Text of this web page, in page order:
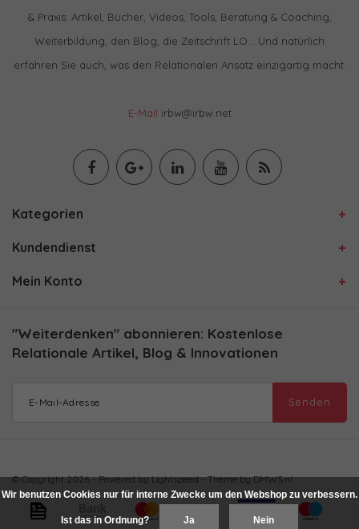
& Praxis: Artikel, Bücher, Videos, Tools, Beratung & Coaching,
Weiterbildung, den Blog, die Zeitschrift LO… Und natürlich
erfahren Sie auch, was den Relationalen Ansatz einzigartig macht.
E-Mail irbw@irbw.net
Kategorien
Kundendienst
Mein Konto
"Weiterdenken" abonnieren: Kostenlose
Relationale Artikel, Blog & Innovationen
Senden
© Copyright 2026 - Powered byLightspeed- Theme byDMWS.nl
Wir benutzen Cookies nur für interne Zwecke um den Webshop zu verbessern.
Ist das in Ordnung? Ja Nein